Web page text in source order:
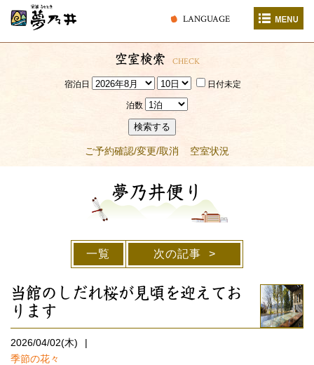
LANGUAGE
空室検索 CHECK
宿泊日 日付未定
泊数
検索する
ご予約確認/変更/取消 空室状況
夢乃井便り
一覧 次の記事
当館のしだれ桜が見頃を迎えてお
ります
2026/04/02(木)
季節の花々